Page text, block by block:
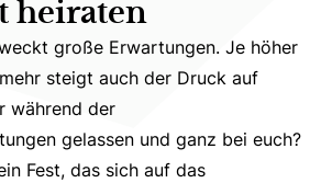
heiraten
große Erwartungen. Je höher
große Erwartungen. Je höher
steigt auch der Druck auf
während der
gelassen und ganz bei euch?
Fest, das sich auf das